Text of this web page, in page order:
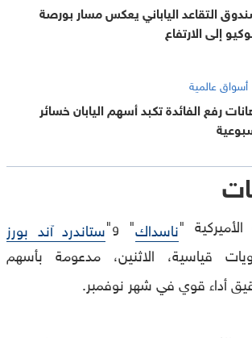
التقاعد الياباني يعكس مسار بورصة
إلى الارتفاع
أسواق عالمية
رفع الفائدة تكبد أسهم اليابان خسائر
"ناسداك" و"ستاندرد آند بورز
قياسية، الاثنين، مدعومة بأسهم
أداء قوي في شهر نوفمبر.